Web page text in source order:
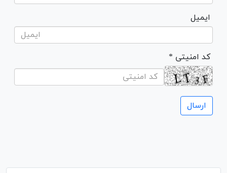
ایمیل
* کد امنیتی